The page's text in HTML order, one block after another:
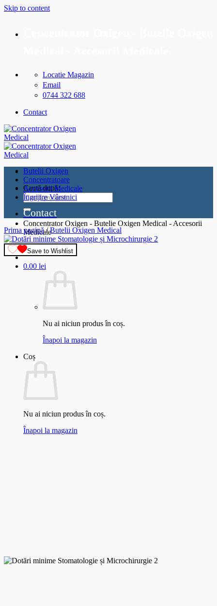
Skip to content
Locatie Magazin
Email
0744 322 688
Contact
Caută după:
Concentrator Oxigen - Butelie Oxigen Medical - Accesorii
Medicale
0.00 lei
Nu ai niciun produs în coș.
Înapoi la magazin
Coș
Nu ai niciun produs în coș.
Înapoi la magazin
Butelii Oxigen
Concentratoare
Accesorii Medicale
Îngrijire Vârstnici
Contact
Prima pagină / Butelii Oxigen Medical
Save to Wishlist